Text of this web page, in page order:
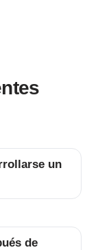
un
de